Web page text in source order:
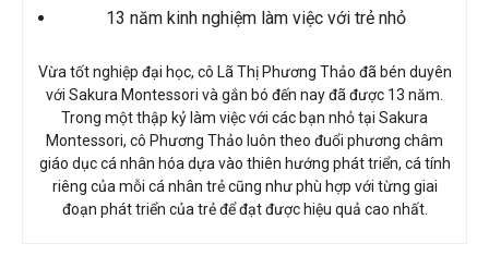
13 năm kinh nghiệm làm việc với trẻ nhỏ
Vừa tốt nghiệp đại học, cô Lã Thị Phương Thảo đã bén duyên
với Sakura Montessori và gắn bó đến nay đã được 13 năm.
Trong một thập kỷ làm việc với các bạn nhỏ tại Sakura
Montessori, cô Phương Thảo luôn theo đuổi phương châm
giáo dục cá nhân hóa dựa vào thiên hướng phát triển, cá tính
riêng của mỗi cá nhân trẻ cũng như phù hợp với từng giai
đoạn phát triển của trẻ để đạt được hiệu quả cao nhất.